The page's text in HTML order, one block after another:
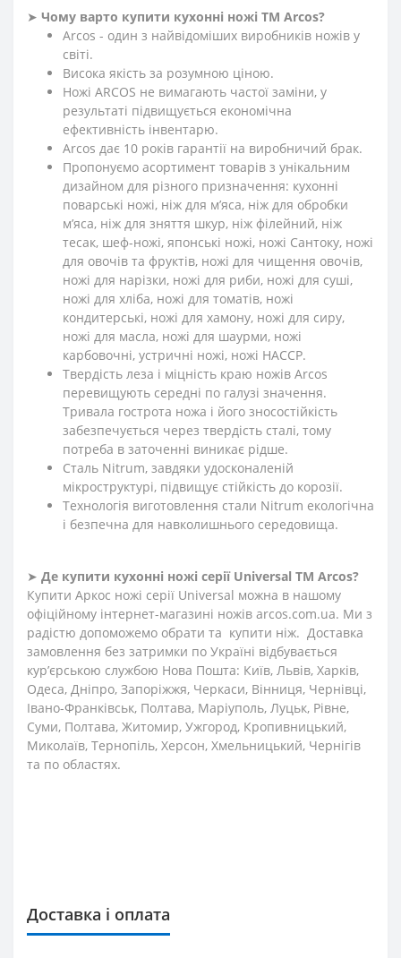
➤ Чому варто купити кухонні ножі ТМ Arcos?
Arcos - один з найвідоміших виробників ножів у
світі.
Висока якість за розумною ціною.
Ножі ARCOS не вимагають частої заміни, у
результаті підвищується економічна
ефективність інвентарю.
Arcos дає 10 років гарантії на виробничий брак.
Пропонуємо асортимент товарів з унікальним
дизайном для різного призначення: кухонні
поварські ножі, ніж для м’яса, ніж для обробки
м’яса, ніж для зняття шкур, ніж філейний, ніж
тесак, шеф-ножі, японські ножі, ножі Сантоку, ножі
для овочів та фруктів, ножі для чищення овочів,
ножі для нарізки, ножі для риби, ножі для суші,
ножі для хліба, ножі для томатів, ножі
кондитерські, ножі для хамону, ножі для сиру,
ножі для масла, ножі для шаурми, ножі
карбовочні, устричні ножі, ножі HACCP.
Твердість леза і міцність краю ножів Arcos
перевищують середні по галузі значення.
Тривала гострота ножа і його зносостійкість
забезпечується через твердість сталі, тому
потреба в заточенні виникає рідше.
Сталь Nitrum, завдяки удосконаленій
мікроструктурі, підвищує стійкість до корозії.
Технологія виготовлення стали Nitrum екологічна
і безпечна для навколишнього середовища.
➤ Де купити кухонні ножі серії Universal ТМ Arcos?
Купити Аркос ножі серії Universal можна в нашому
офіційному інтернет-магазині ножів arcos.com.ua. Ми з
радістю допоможемо обрати та купити ніж. Доставка
замовлення без затримки по Україні відбувається
кур’єрською службою Нова Пошта: Київ, Львів, Харків,
Одеса, Дніпро, Запоріжжя, Черкаси, Вінниця, Чернівці,
Івано-Франківськ, Полтава, Маріуполь, Луцьк, Рівне,
Суми, Полтава, Житомир, Ужгород, Кропивницький,
Миколаїв, Тернопіль, Херсон, Хмельницький, Чернігів
та по областях.
Доставка і оплата